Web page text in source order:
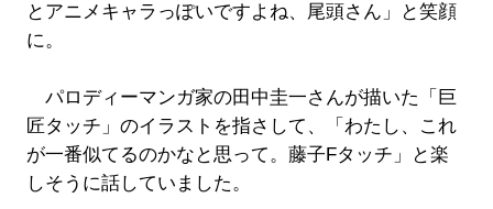
とアニメキャラっぽいですよね、尾頭さん」と笑顔
に。
パロディーマンガ家の田中圭一さんが描いた「巨
匠タッチ」のイラストを指さして、「わたし、これ
が一番似てるのかなと思って。藤子Fタッチ」と楽
しそうに話していました。